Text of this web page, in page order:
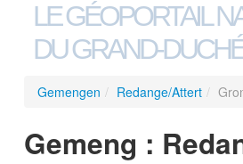
LE GÉOPORTAIL
DU GRAND-
Gemengen / Redange/Attert /
Gemeng :